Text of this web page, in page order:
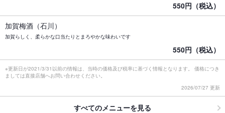
550円（税込）
加賀梅酒（石川）
加賀らしく、柔らかな口当たりとまろやかな味わいです
550円（税込）
※更新日が2021/3/31以前の情報は、当時の価格及び税率に基づく情報となります。 価格につき
ましては直接店舗へお問い合わせください。
2026/07/27 更新
すべてのメニューを見る